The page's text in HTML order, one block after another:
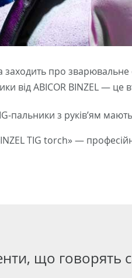
про зварювальне
від ABICOR BINZEL —
пальники з руків’ям
TIG torch» —
що говорять